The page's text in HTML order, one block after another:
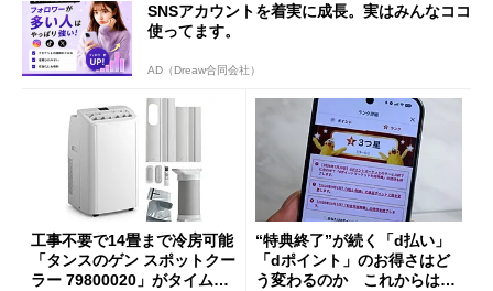
SNSアカウントを着実に成長。実はみんなココ
使ってます。
AD（Dreaw合同会社）
工事不要で14畳まで冷房可能
「タンスのゲン スポットクー
ラー 79800020」がタイムセ
“特典終了”が続く「d払い」
「dポイント」のお得さはど
う変わるのか これからは